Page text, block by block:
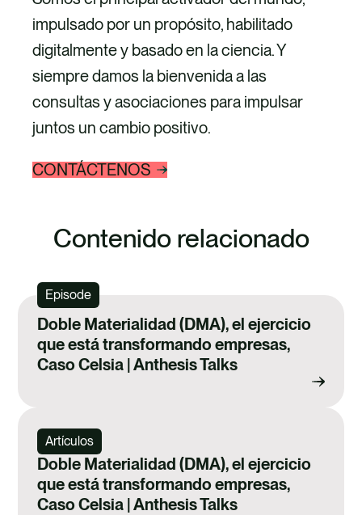
impulsado por un propósito, habilitado
digitalmente y basado en la ciencia. Y
siempre damos la bienvenida a las
consultas y asociaciones para impulsar
juntos un cambio positivo.
CONTÁCTENOS
Contenido relacionado
Episode
Doble Materialidad (DMA), el ejercicio
que está transformando empresas,
Caso Celsia | Anthesis Talks
Artículos
Doble Materialidad (DMA), el ejercicio
que está transformando empresas,
Caso Celsia | Anthesis Talks